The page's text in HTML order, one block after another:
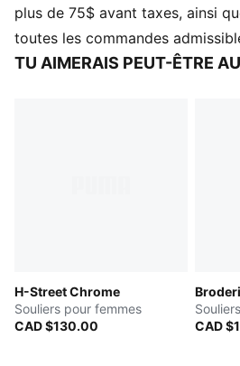
DÉTAILS
Coupe régulière
Embout arrondi
plus de 75$ avant taxes, ainsi
toutes les commandes
TU AIMERAIS PEUT-ÊTRE
H-Street Chrome
Souliers pour femmes
CAD $130.00
CAD